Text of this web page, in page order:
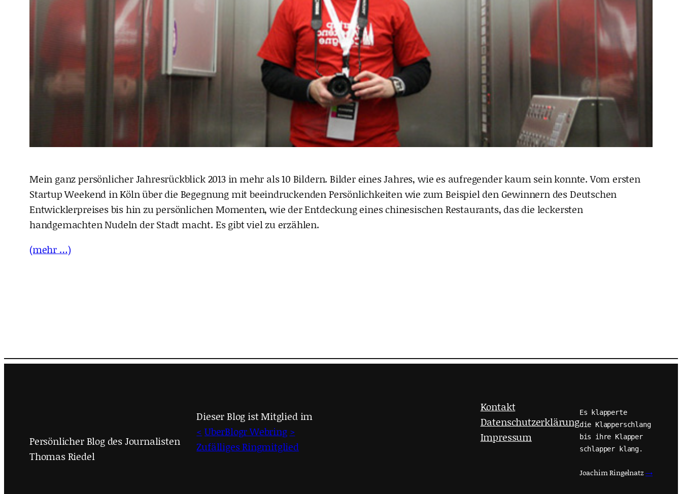
Mein ganz persönlicher Jahresrückblick 2013 in mehr als 10 Bildern. Bilder eines Jahres, wie es aufregender kaum sein konnte. Vom ersten
Startup Weekend in Köln über die Begegnung mit beeindruckenden Persönlichkeiten wie zum Beispiel den Gewinnern des Deutschen
Entwicklerpreises bis hin zu persönlichen Momenten, wie der Entdeckung eines chinesischen Restaurants, das die leckersten
handgemachten Nudeln der Stadt macht. Es gibt viel zu erzählen.
(mehr …)
Persönlicher Blog des Journalisten
Thomas Riedel
Dieser Blog ist Mitglied im
< UberBlogr Webring >
Zufälliges Ringmitglied
Kontakt
Datenschutzerklärung
Impressum
Es klapperte
die Klapperschlang
bis ihre Klapper
schlapper klang.
Joachim Ringelnatz→